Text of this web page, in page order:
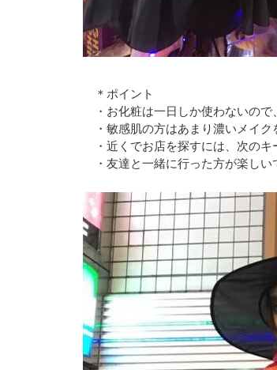
＊ポイント
・お化粧は一日しか使わないの
・敏感肌の方はあまり濃いメイ
・近くでお店を探すには、次の
・友達と一緒に行った方が楽し